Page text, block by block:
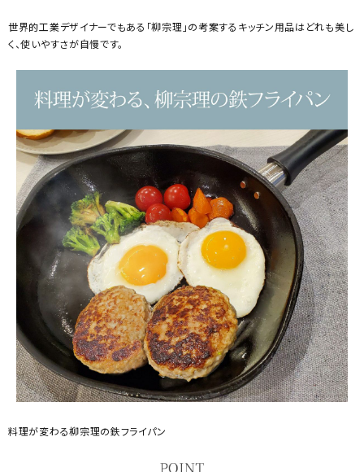
世界的工業デザイナーでもある「柳宗理」の考案するキッチン用品はどれも美し
く、使いやすさが自慢です。
料理が変わる柳宗理の鉄フライパン